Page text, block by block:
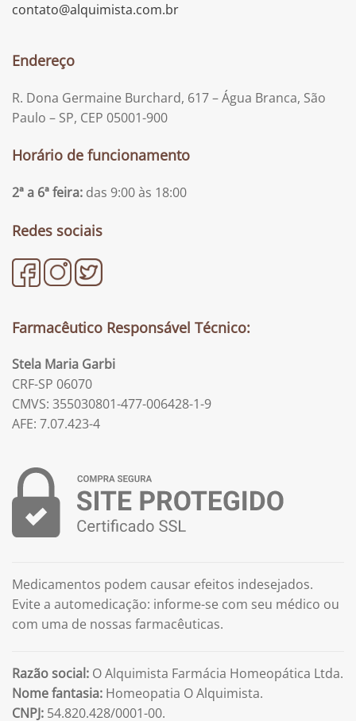
contato@alquimista.com.br
Endereço
R. Dona Germaine Burchard, 617 – Água Branca, São
Paulo – SP, CEP 05001-900
Horário de funcionamento
2ª a 6ª feira: das 9:00 às 18:00
Redes sociais
Farmacêutico Responsável Técnico:
Stela Maria Garbi
CRF-SP 06070
CMVS: 355030801-477-006428-1-9
AFE: 7.07.423-4
Medicamentos podem causar efeitos indesejados.
Evite a automedicação: informe-se com seu médico ou
com uma de nossas farmacêuticas.
Razão social: O Alquimista Farmácia Homeopática Ltda.
Nome fantasia: Homeopatia O Alquimista.
CNPJ: 54.820.428/0001-00.